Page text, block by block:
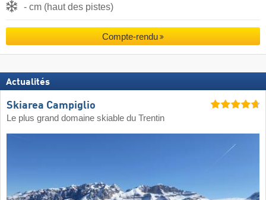
- cm (haut des pistes)
Compte-rendu
Actualités
Skiarea Campiglio
Le plus grand domaine skiable du Trentin